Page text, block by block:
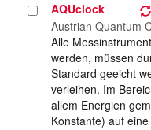
Projekt
auswählen
AQUclock
Austrian Quantum
Alle
werden, müssen
Standard geeicht
verleihen. Im
allem Energien
Konstante) auf